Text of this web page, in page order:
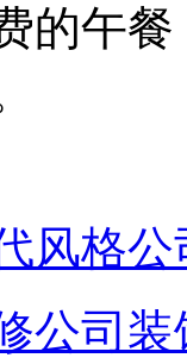
午餐
风格
公司装